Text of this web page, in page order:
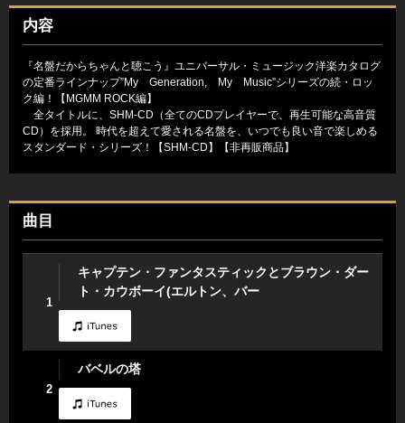
内容
『名盤だからちゃんと聴こう』ユニバーサル・ミュージック洋楽カタログ
の定番ラインナップ”My Generation, My Music”シリーズの続・ロッ
ク編！【MGMM ROCK編】
全タイトルに、SHM-CD（全てのCDプレイヤーで、再生可能な高音質
CD）を採用。 時代を超えて愛される名盤を、いつでも良い音で楽しめる
スタンダード・シリーズ！【SHM-CD】【非再販商品】
曲目
1
キャプテン・ファンタスティックとブラウン・ダー
ト・カウボーイ(エルトン、バー
2
バベルの塔